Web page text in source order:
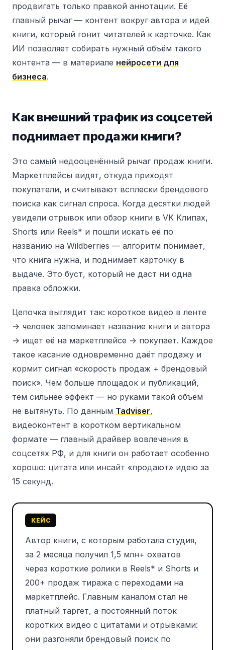
продвигать только правкой аннотации. Её
главный рычаг — контент вокруг автора и идей
книги, который гонит читателей к карточке. Как
ИИ позволяет собирать нужный объём такого
контента — в материале нейросети для
бизнеса.
Как внешний трафик из соцсетей
поднимает продажи книги?
Это самый недооценённый рычаг продаж книги.
Маркетплейсы видят, откуда приходят
покупатели, и считывают всплески брендового
поиска как сигнал спроса. Когда десятки людей
увидели отрывок или обзор книги в VK Клипах,
Shorts или Reels* и пошли искать её по
названию на Wildberries — алгоритм понимает,
что книга нужна, и поднимает карточку в
выдаче. Это буст, который не даст ни одна
правка обложки.
Цепочка выглядит так: короткое видео в ленте
→ человек запоминает название книги и автора
→ ищет её на маркетплейсе → покупает. Каждое
такое касание одновременно даёт продажу и
кормит сигнал «скорость продаж + брендовый
поиск». Чем больше площадок и публикаций,
тем сильнее эффект — но руками такой объём
не вытянуть. По данным Tadviser,
видеоконтент в коротком вертикальном
формате — главный драйвер вовлечения в
соцсетях РФ, и для книги он работает особенно
хорошо: цитата или инсайт «продают» идею за
15 секунд.
КЕЙС
Автор книги, с которым работала студия,
за 2 месяца получил 1,5 млн+ охватов
через короткие ролики в Reels* и Shorts и
200+ продаж тиража с переходами на
маркетплейс. Главным каналом стал не
платный таргет, а постоянный поток
коротких видео с цитатами и отрывками:
они разгоняли брендовый поиск по